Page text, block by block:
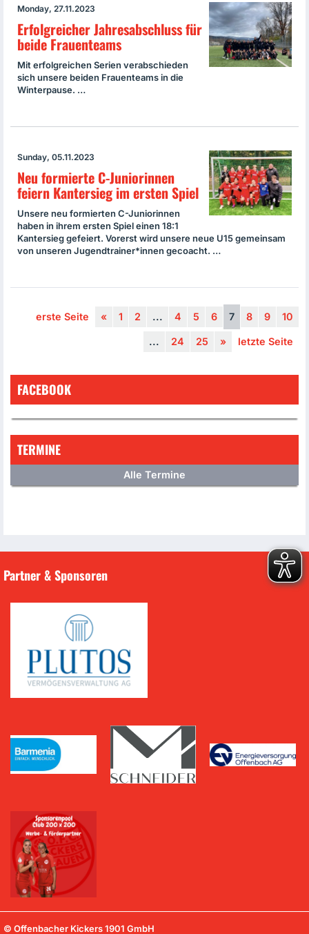
Monday, 27.11.2023
Erfolgreicher Jahresabschluss für
beide Frauenteams
Mit erfolgreichen Serien verabschieden
sich unsere beiden Frauenteams in die
Winterpause. …
Sunday, 05.11.2023
Neu formierte C-Juniorinnen
feiern Kantersieg im ersten Spiel
Unsere neu formierten C-Juniorinnen
haben in ihrem ersten Spiel einen 18:1
Kantersieg gefeiert. Vorerst wird unsere neue U15 gemeinsam
von unseren Jugendtrainer*innen gecoacht. …
erste Seite « 1 2 ... 4 5 6 7 8 9 10
... 24 25 » letzte Seite
FACEBOOK
TERMINE
Alle Termine
Partner & Sponsoren
© Offenbacher Kickers 1901 GmbH